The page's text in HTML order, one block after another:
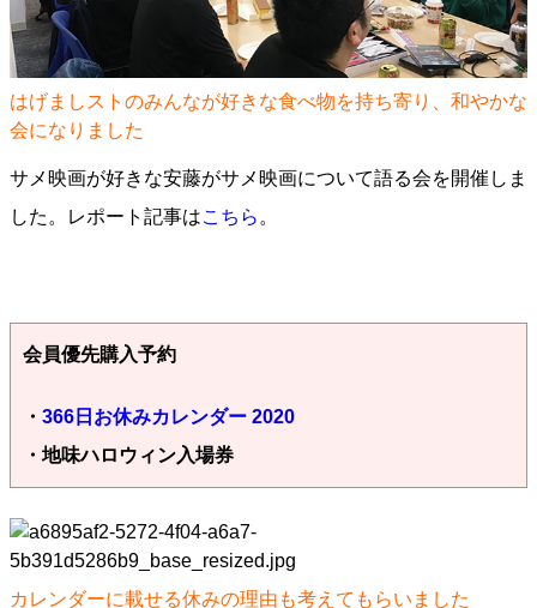
はげましストのみんなが好きな食べ物を持ち寄り、和やかな
会になりました
サメ映画が好きな安藤がサメ映画について語る会を開催しま
した。レポート記事はこちら 。
会員優先購入予約
・ 366日お休みカレンダー 2020
・地味ハロウィン入場券
カレンダーに載せる休みの理由も考えてもらいました